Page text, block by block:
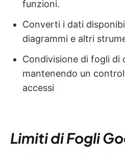
funzioni.
Converti i dati
diagrammi e altri
Condivisione di fogli di
mantenendo un
accessi
Limiti di Fogli